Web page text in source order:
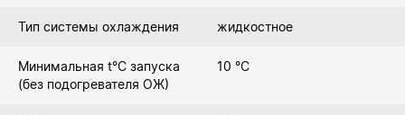
Тип системы охлаждения жидкостное
Минимальная t°С запуска
(без подогревателя ОЖ)
10 °C